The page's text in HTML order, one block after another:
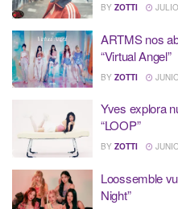
BY ZOTTI
ARTMS nos
“Virtual Angel”
BY ZOTTI
Yves explora
“LOOP”
BY ZOTTI
Loossemble
Night”